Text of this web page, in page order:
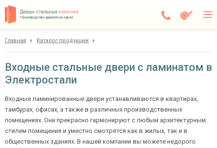
Производство дверей на заказ
Доставка
Установка
Галерея
Акции
Главная Каталог продукции
Входные стальные двери с ламинатом в
Электростали
Входные ламинированные двери устанавливаются в квартирах,
тамбурах, офисах, а также в различных производственных
помещениях. Они прекрасно гармонируют с любым архитектурным
стилем помещения и уместно смотрятся как в жилых, так и в
общественных зданиях. В нашей компании вы можете недорого